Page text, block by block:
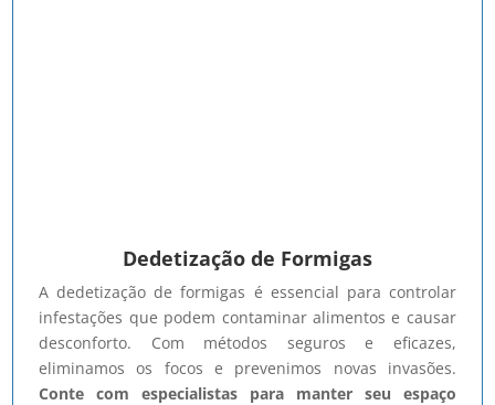
Dedetização de Formigas
A dedetização de formigas é essencial para controlar
infestações que podem contaminar alimentos e causar
desconforto. Com métodos seguros e eficazes,
eliminamos os focos e prevenimos novas invasões.
Conte com especialistas para manter seu espaço